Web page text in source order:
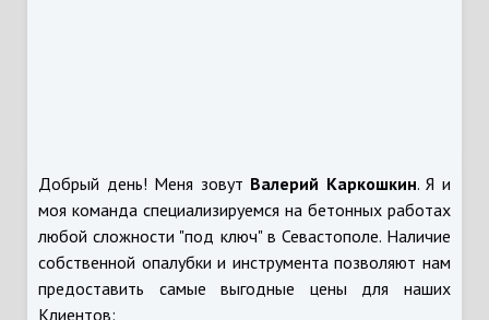
Добрый день! Меня зовут Валерий Каркошкин. Я и
моя команда специализируемся на бетонных работах
любой сложности "под ключ" в Севастополе. Наличие
собственной опалубки и инструмента позволяют нам
предоставить самые выгодные цены для наших
Клиентов: